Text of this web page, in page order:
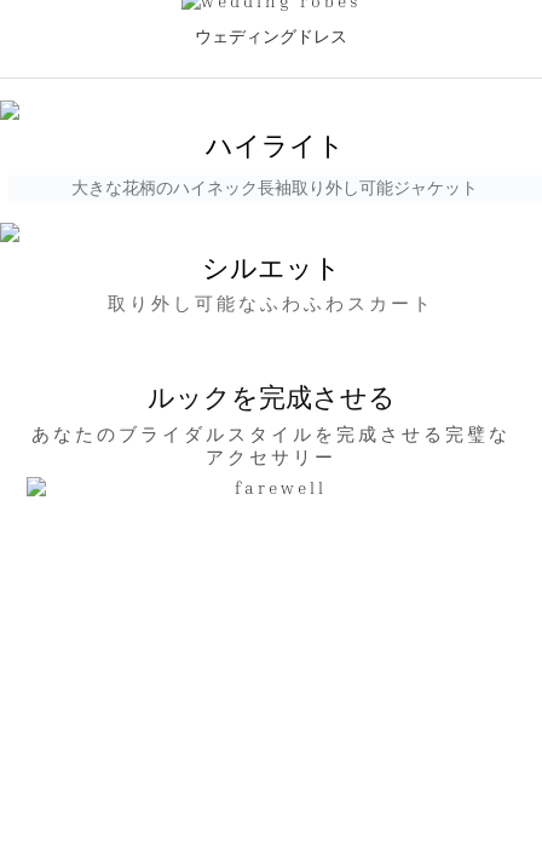
ウェディングドレス
ハイライト
大きな花柄のハイネック長袖取り外し可能ジャケット
シルエット
取り外し可能なふわふわスカート
ルックを完成させる
あなたのブライダルスタイルを完成させる完璧な
アクセサリー